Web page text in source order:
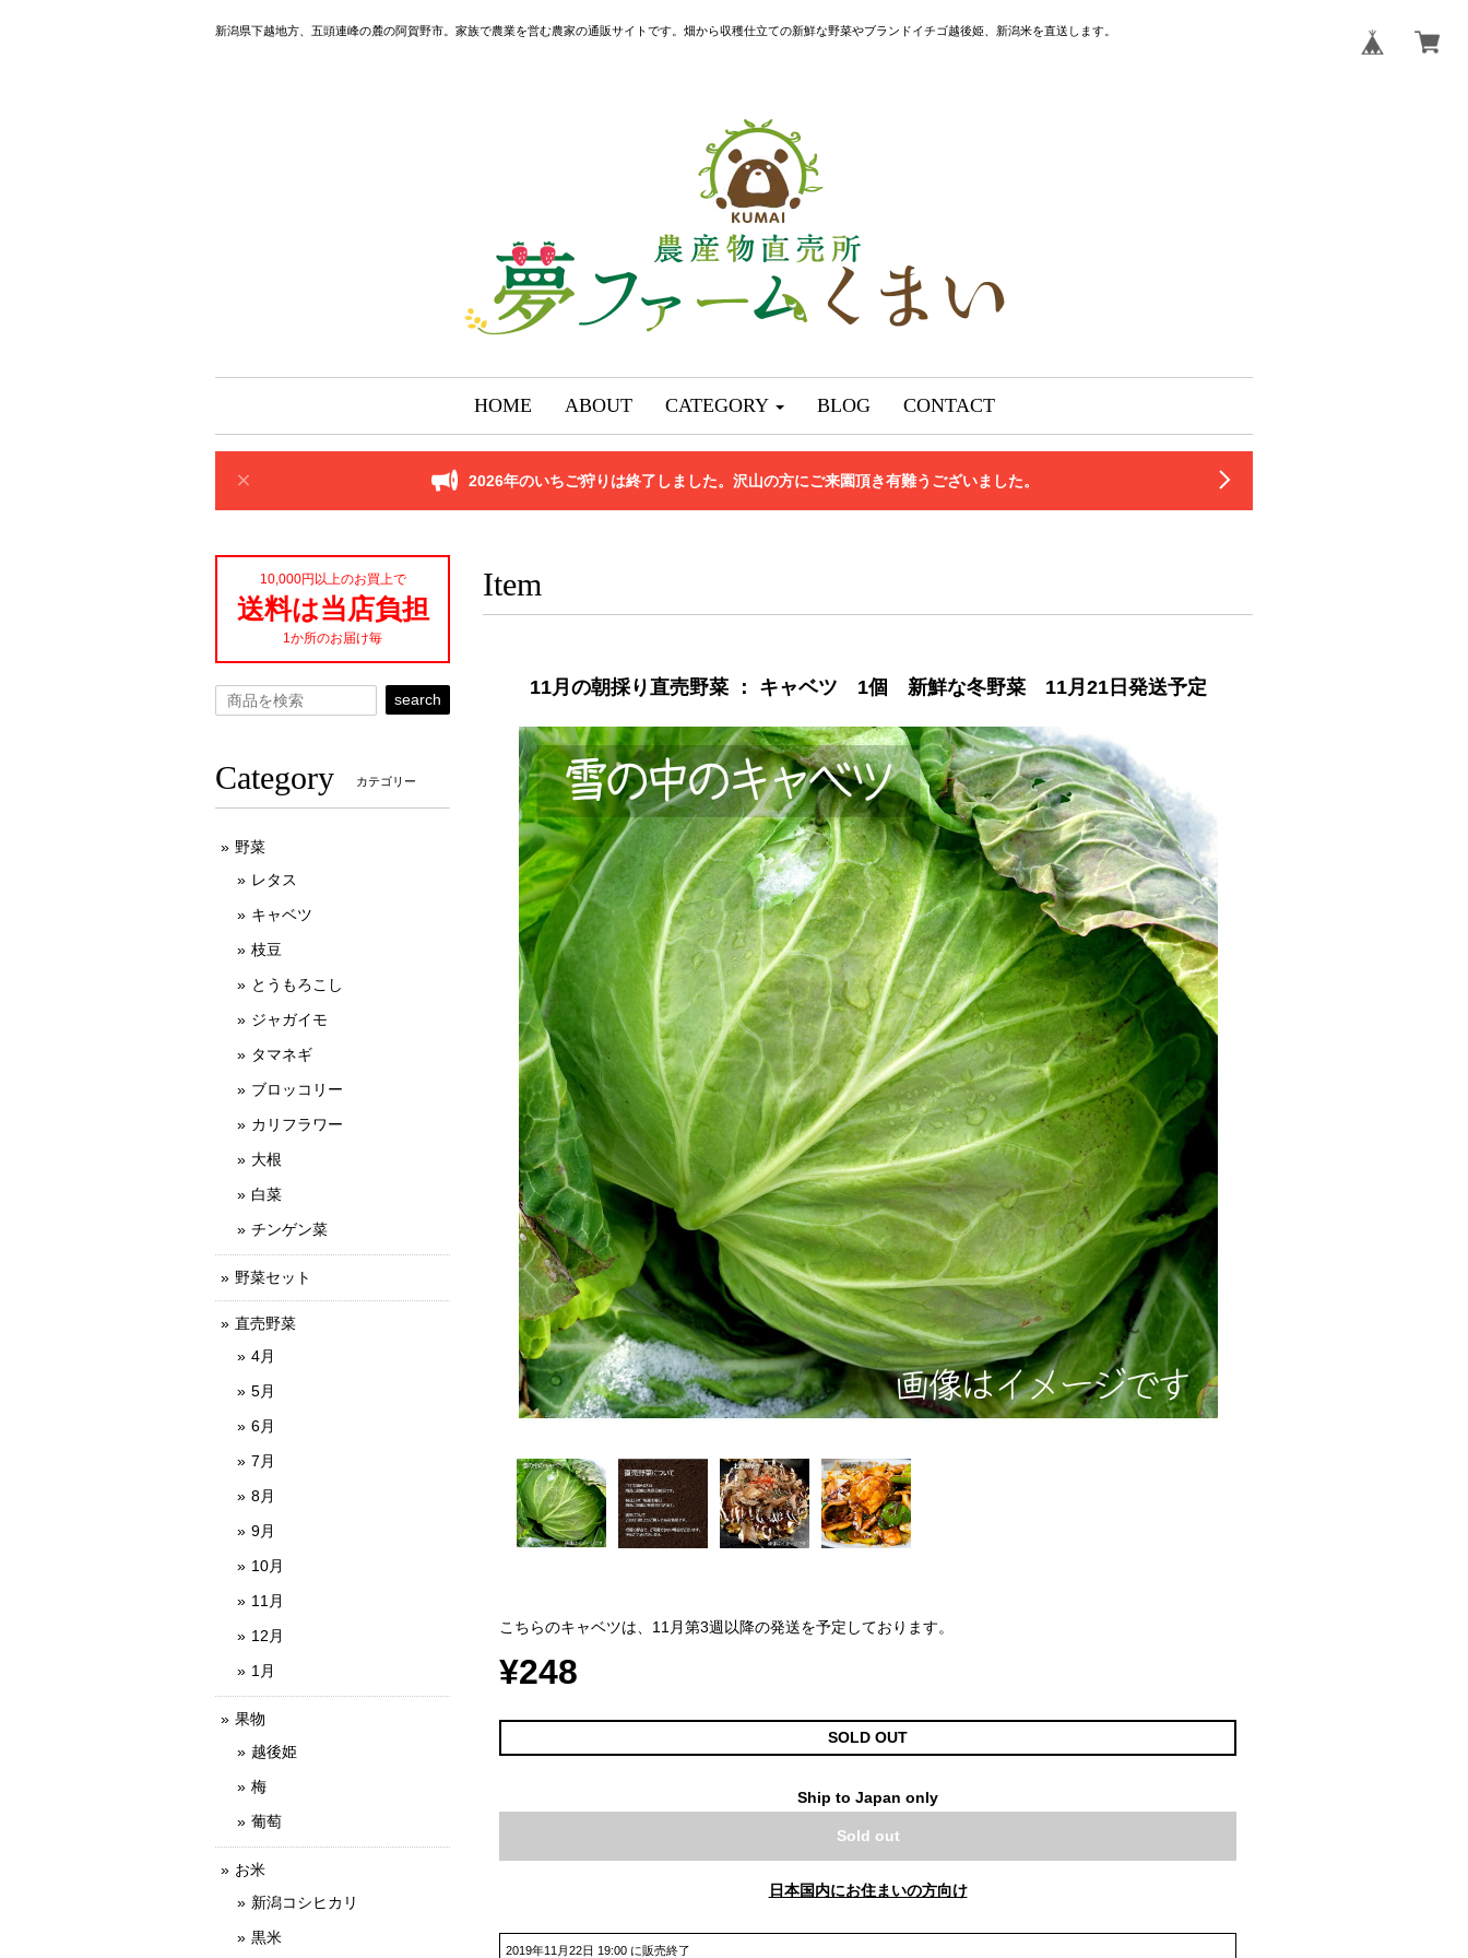
新潟県下越地方、五頭連峰の麓の阿賀野市。家族で農業を営む農家の通販サイトです。畑から収穫仕立ての新鮮な野菜やブランドイチゴ越後姫、新潟米を直送します。
HOME ABOUT CATEGORY BLOG CONTACT
2026年のいちご狩りは終了しました。沢山の方にご来園頂き有難うございました。
Item
11月の朝採り直売野菜 ： キャベツ 1個 新鮮な冬野菜 11月21日発送予定
こちらのキャベツは、11月第3週以降の発送を予定しております。
¥248
SOLD OUT
Ship to Japan only
Sold out
日本国内にお住まいの方向け
2019年11月22日 19:00 に販売終了
10,000円以上のお買上で
送料は当店負担
1か所のお届け毎
search
Category カテゴリー
野菜
レタス
キャベツ
枝豆
とうもろこし
ジャガイモ
タマネギ
ブロッコリー
カリフラワー
大根
白菜
チンゲン菜
野菜セット
直売野菜
4月
5月
6月
7月
8月
9月
10月
11月
12月
1月
果物
越後姫
梅
葡萄
お米
新潟コシヒカリ
黒米